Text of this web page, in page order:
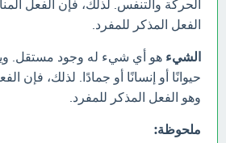
الحركة والتنفس. لذلك، فإن الفعل
الفعل المذكر للمفرد.
الشيء هو أي شيء له وجود مستقل.
حيوانًا أو إنسانًا أو جمادًا. لذلك، فإن
وهو الفعل المذكر للمفرد.
ملحوظة: